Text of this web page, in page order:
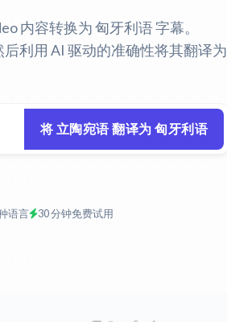
内容转换为 匈牙利语 字幕。
利用 AI 驱动的准确性将其翻译为
将 立陶宛语 翻译为 匈牙利语
语言 30 分钟免费试用